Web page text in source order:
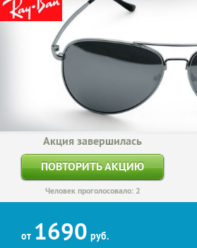
Акция завершилась
ПОВТОРИТЬ АКЦИЮ
Человек проголосовало: 2
от 1690 руб.